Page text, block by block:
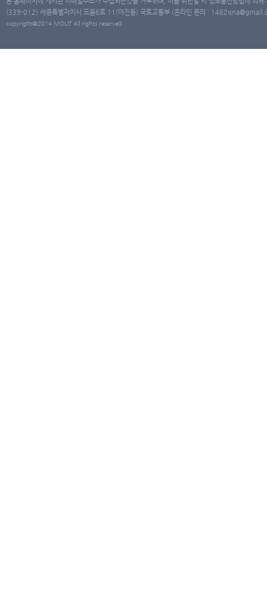
(339-012) 세종특별자치시 도움6로 11(어진동) 국토교통부 (온라인 문의 :
copyright@2014 MOLIT All rights reserved.